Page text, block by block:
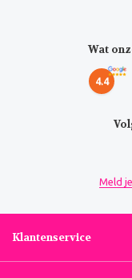
Wat
4.4
Meld
Klantenservice